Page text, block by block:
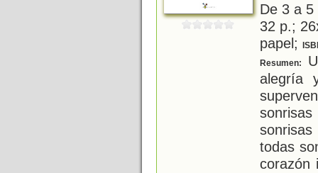
De 3 a
32 p.;
papel;
Resumen:
alegría
todas
corazón